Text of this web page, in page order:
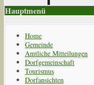
Hauptmenü
Home
Gemeinde
Amtliche Mitteilungen
Dorfgemeinschaft
Tourismus
Dorfansichten